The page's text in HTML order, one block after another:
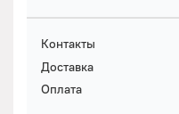
Контакты
Доставка
Оплата